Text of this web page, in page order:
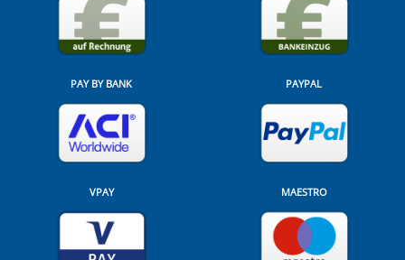
PAY BY BANK PAYPAL
VPAY MAESTRO